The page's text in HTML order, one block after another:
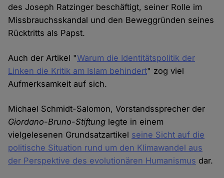
des Joseph Ratzinger beschäftigt, seiner Rolle im
Missbrauchsskandal und den Beweggründen seines
Rücktritts als Papst.
Auch der Artikel "Warum die Identitätspolitik der
Linken die Kritik am Islam behindert" zog viel
Aufmerksamkeit auf sich.
Michael Schmidt-Salomon, Vorstandssprecher der
Giordano-Bruno-Stiftung legte in einem
vielgelesenen Grundsatzartikel seine Sicht auf die
politische Situation rund um den Klimawandel aus
der Perspektive des evolutionären Humanismus dar.